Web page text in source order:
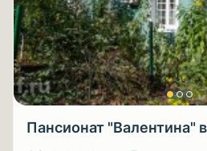
Пансионат "Валентина"